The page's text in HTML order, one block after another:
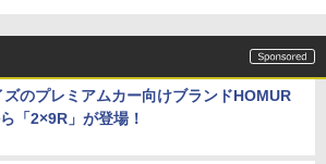
￥29,980
13.3インチ 良品 Lenovo ThinkPad X13
￥148,700
【ECサイト限定】JAPANNEXT 13.3イン
チ IPSパネル搭載 10点マルチタッチ対応
フルHD(1920×1080)解像度 モバイルモニ
ズのプレミアムカー向けブランドHOMUR
「2×9R」が登場！